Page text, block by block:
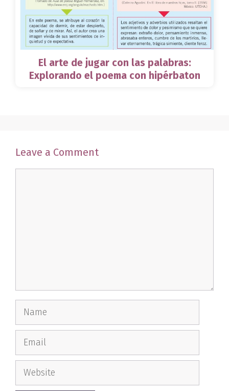
El arte de jugar con las palabras:
Explorando el poema con hipérbaton
Leave a Comment
Name
Email
Website